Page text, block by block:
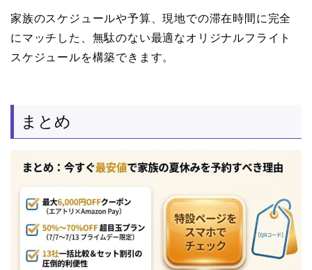
家族のスケジュールや予算、現地での滞在時間に完全
にマッチした、無駄のない最適なオリジナルフライト
スケジュールを構築できます。
まとめ